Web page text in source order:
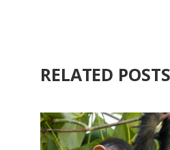
RELATED POSTS